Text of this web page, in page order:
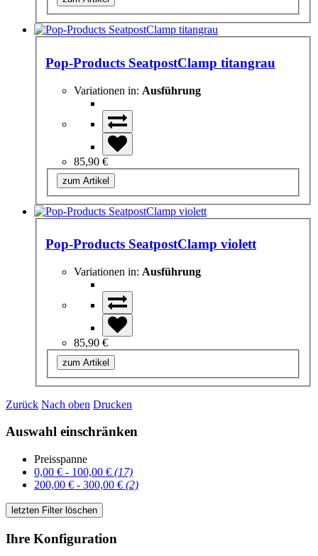
Pop-Products SeatpostClamp titangrau
Variationen in: Ausführung
85,90 €
zum Artikel
Pop-Products SeatpostClamp violett
Variationen in: Ausführung
85,90 €
zum Artikel
Zurück Nach oben Drucken
Auswahl einschränken
Preisspanne
0,00 € - 100,00 € (17)
200,00 € - 300,00 € (2)
letzten Filter löschen
Ihre Konfiguration